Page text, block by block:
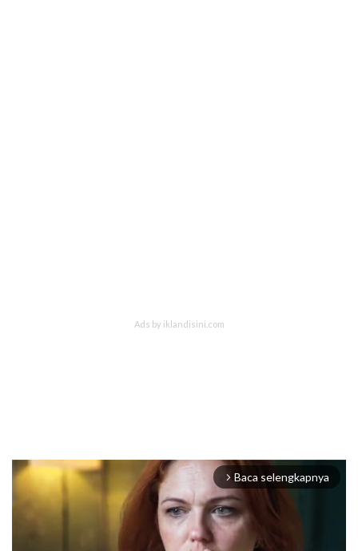
arrow_forward_ios Baca selengkapnya